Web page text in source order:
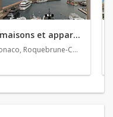
7 maisons et appartements en location
Monaco, Roquebrune-Cap-Martin